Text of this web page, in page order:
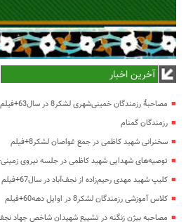
آخرین اخبار
مصاحبۀ رزمندگان خمینی‌شهری لشکر8 در سال63+فیلم
رزمندگان گمنام
سخنرانی شهید کاظمی در جمع غواصان لشکر8+فیلم
توصیه‌های شهدایی شهید کاظمی در جلسه نیروی
کلیپ شهید مهدی رحیم‌زاده از نجف‌آباد در سال67+فیلم
کلاس آموزشی رزمندگان لشکر8 در اوایل دهه60+فیلم
مصاحبه بیژن زنگنه در تشییع شهیدان شاخص جهاد